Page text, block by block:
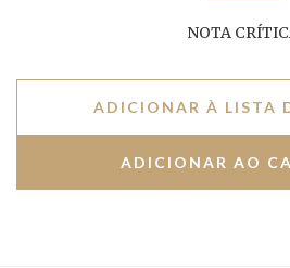
NOTA
ADICIONAR À LISTA